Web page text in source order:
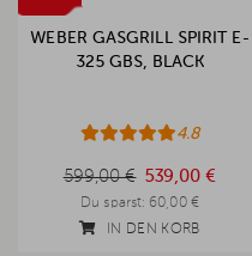
WEBER GASGRILL SPIRIT E-
325 GBS, BLACK
4.8
599,00 € 539,00 €
Du sparst: 60,00 €
IN DEN KORB